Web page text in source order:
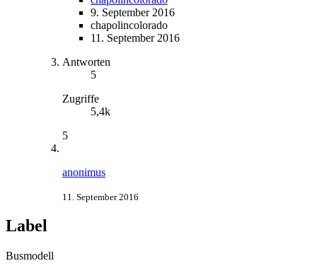
9. September 2016
chapolincolorado
11. September 2016
Antworten
5
Zugriffe
5,4k
5
anonimus
11. September 2016
Label
Busmodell